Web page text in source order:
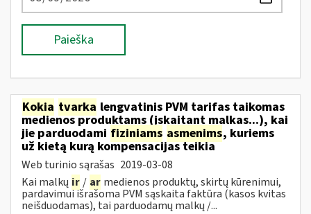
Paieška
Kokia tvarka lengvatinis PVM tarifas taikomas
medienos produktams (įskaitant malkas...), kai
jie parduodami fiziniams asmenims, kuriems
už kietą kurą kompensacijas teikia
Web turinio sąrašas 2019-03-08
Kai malkų ir / ar medienos produktų, skirtų kūrenimui,
pardavimui išrašoma PVM sąskaita faktūra (kasos kvitas
neišduodamas), tai parduodamų malkų /...